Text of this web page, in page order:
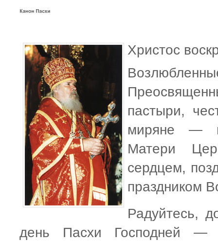
Христос
пастыри,
миряне —
Матери
сердцем,
праздником
Радуйтесь,
день Пасхи Господней —